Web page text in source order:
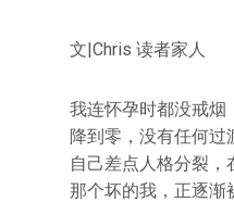
文|Chris 读者家人
我连怀孕时都没戒烟
降到零，没有任何过
自己差点人格分裂
那个坏的我，正逐渐